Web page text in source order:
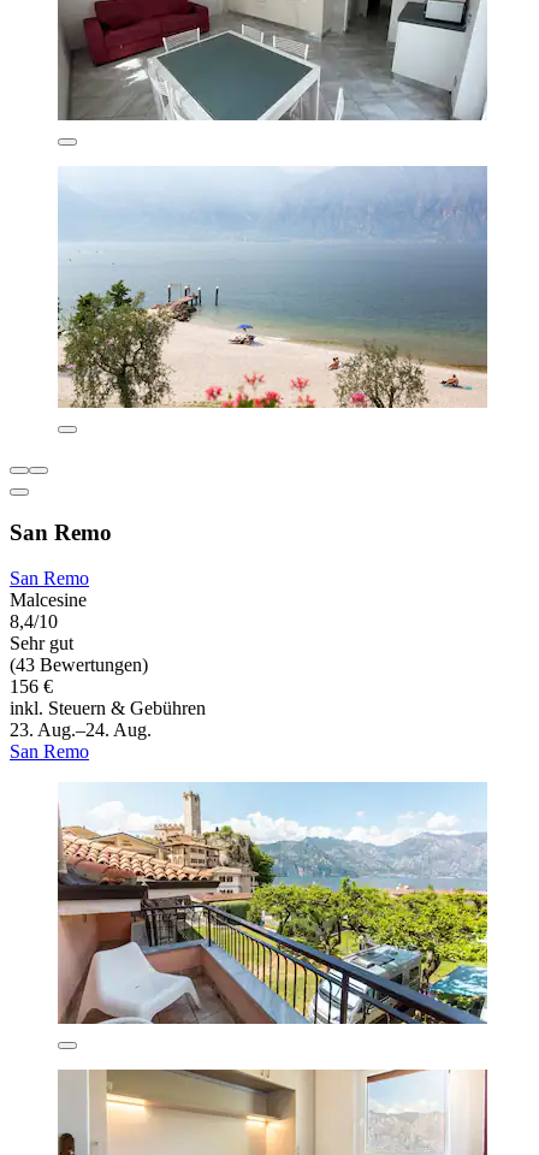
San Remo
San Remo
Malcesine
8,4/10
Sehr gut
(43 Bewertungen)
156 €
inkl. Steuern & Gebühren
23. Aug.–24. Aug.
San Remo